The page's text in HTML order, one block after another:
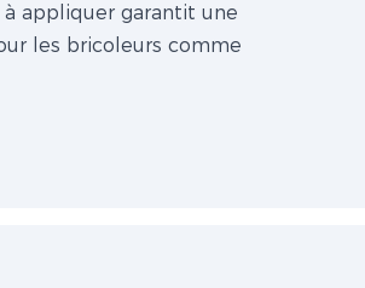
appliquer garantit une
les bricoleurs comme